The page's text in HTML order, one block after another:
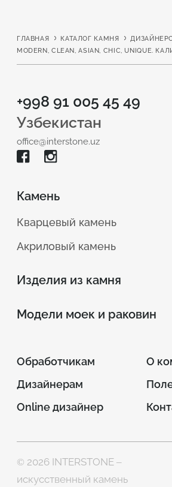
ГЛАВНАЯ КАТАЛОГ КАМНЯ
+998 91 005 45 49
Узбекистан
office@interstone.uz
Камень
Кварцевый камень
Акриловый камень
Изделия из камня
Модели моек и раковин
Обработчикам
Дизайнерам
Online дизайнер
О
© 2026 INTERSTONE –
искусственный камень